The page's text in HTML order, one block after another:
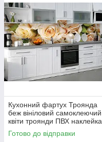
Кухонний фартух Троянда
беж вініловий самоклеючий
квіти троянди ПВХ наклейка
плівка скіналі для кухні
600х2000 мм
Готово до відправки